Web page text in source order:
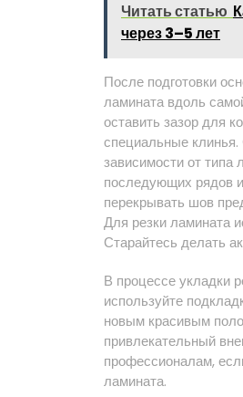
Читать статью
через 3–5 лет
После подготовки
ламината вдоль
оставить зазор для
специальные
зависимости от типа
последующих рядов
перекрывать шов
Для резки ламината
Старайтесь делать
В процессе укладки
используйте
новым красивым
привлекательный
профессионалам,
ламината.